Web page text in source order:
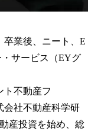
卒業後、ニート、E
サービス（EYグ
ト不動産フ
会社不動産科学研
産投資を始め、総